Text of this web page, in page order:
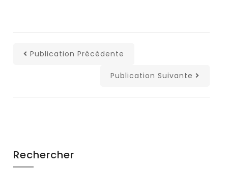
Publication Précédente
Publication Suivante
Rechercher